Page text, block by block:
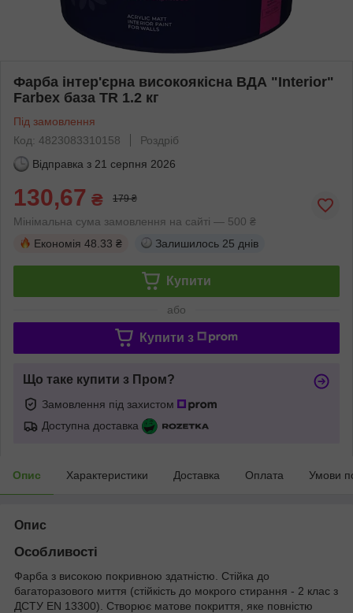
Фарба інтер'єрна високоякісна ВДА "Interior"
Farbex база TR 1.2 кг
Під замовлення
Код: 4823083310158
Роздріб
Відправка з 21 серпня 2026
130,67 ₴ 179 ₴
Мінімальна сума замовлення на сайті — 500 ₴
Економія 48.33 ₴ Залишилось 25 днів
Купити
або
Купити з
Що таке купити з Пром?
Замовлення під захистом
Доступна доставка
Опис Характеристики Доставка Оплата Умови
Опис
Особливості
Фарба з високою покривною здатністю. Стійка до
багаторазового миття (стійкість до мокрого стирання - 2 клас з
ДСТУ EN 13300). Створює матове покриття, яке повністю